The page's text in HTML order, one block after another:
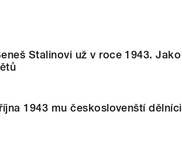
Stalinovi už v roce 1943. Jako
1943 mu českoslovenští dělníci